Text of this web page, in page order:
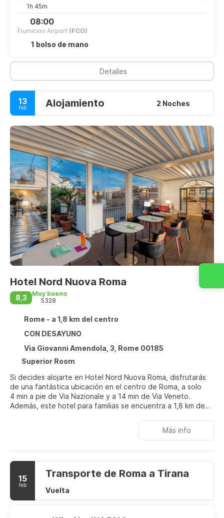
1h 45m
08:00
Fiumicino Airport (FCO)
1 bolso de mano
Detalles
13
feb Alojamiento 2 Noches
Hotel Nord Nuova Roma
8,3
Muy bueno
5328
Rome - a 1,8 km del centro
CON DESAYUNO
Via Giovanni Amendola, 3, Rome 00185
Superior Room
Si decides alojarte en Hotel Nord Nuova Roma, disfrutarás
de una fantástica ubicación en el centro de Roma, a solo
4 min a pie de Via Nazionale y a 14 min de Via Veneto.
Además, este hotel para familias se encuentra a 1,8 km de
Con gimnasio y muchas otras instalaciones recreativas a tu
una terraza en la azotea donde sentarte a contemplar el
paisaje. Otros servicios de este hotel incluyen conexión a
Internet wifi gratis, servicios de conserjería y una televisión
en la zona común.
Te sentirás como en tu propia casa en cualquiera de las 157
Más info
15
feb
Transporte de Roma a Tirana
Vuelta